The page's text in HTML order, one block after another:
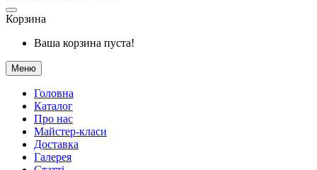
Корзина
Ваша корзина пуста!
Меню
Головна
Каталог
Про нас
Майстер-класи
Доставка
Галерея